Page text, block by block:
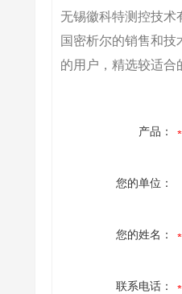
无锡徽科特测控技术
国密析尔的销售和
的用户，精选较适合
产品：
您的单位：
您的姓名：
联系电话：